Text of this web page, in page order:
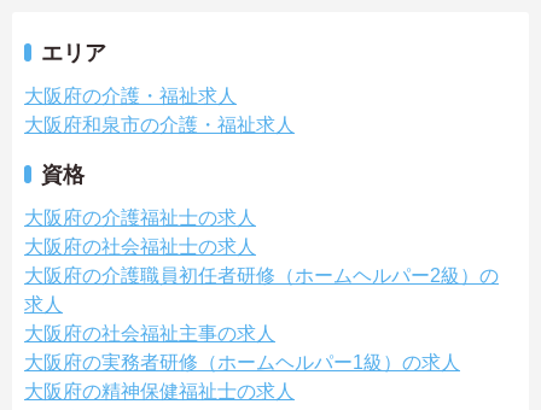
エリア
大阪府の介護・福祉求人
大阪府和泉市の介護・福祉求人
資格
大阪府の介護福祉士の求人
大阪府の社会福祉士の求人
大阪府の介護職員初任者研修（ホームヘルパー2級）の
求人
大阪府の社会福祉主事の求人
大阪府の実務者研修（ホームヘルパー1級）の求人
大阪府の精神保健福祉士の求人